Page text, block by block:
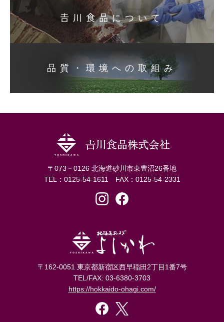
𠮷川食品について
品質・環境への取組み
〒073－0126 北海道砂川市東豊沼26番地
TEL：0125-54-1611 FAX：0125-54-2331
〒162-0051 東京都新宿区西早稲田2丁目1番7号
TEL/FAX: 03-6380-3703
https://hokkaido-ohagi.com/